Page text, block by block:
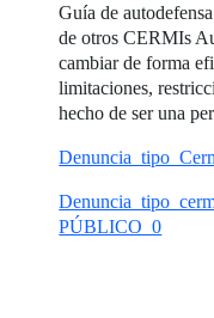
Guía de
de otros CERMIs
cambiar de forma
limitaciones,
hecho de ser una
PÚBLICO_0